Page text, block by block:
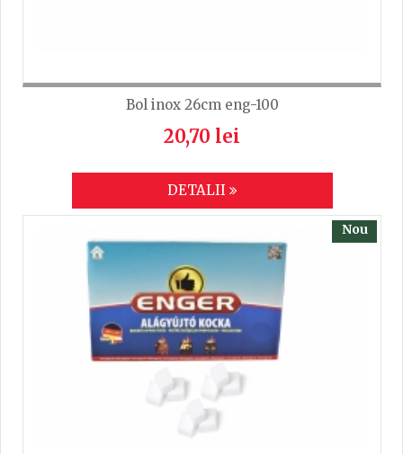
Bol inox 26cm eng-100
20,70 lei
DETALII
Nou